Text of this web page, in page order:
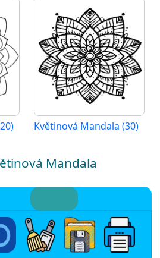
Květinová Mandala (30)
Mandala